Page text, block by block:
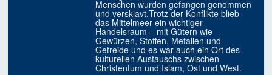
Menschen wurden gefangen genommen
und versklavt.Trotz der Konflikte blieb
das Mittelmeer ein wichtiger
Handelsraum – mit Gütern wie
Gewürzen, Stoffen, Metallen und
Getreide und es war auch ein Ort des
kulturellen Austauschs zwischen
Christentum und Islam, Ost und West.